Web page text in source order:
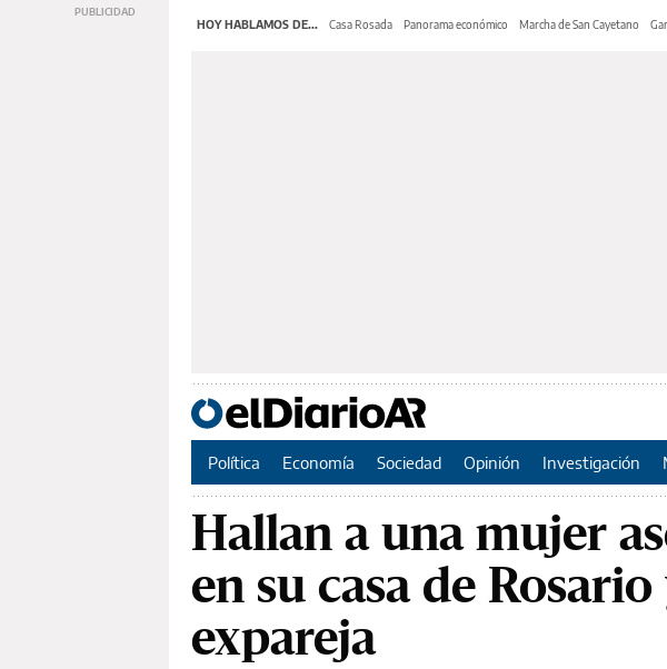
HOY HABLAMOS DE... Casa Rosada Panorama económico Marcha de San Cayetano
Política Economía Sociedad Opinión Investigación
Hallan a una mujer
en su casa de
expareja